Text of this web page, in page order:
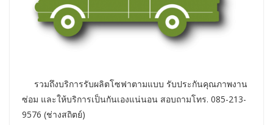
รวมถึงบริการรับผลิตโซฟาตามแบบ รับประกันคุณภาพงาน
ซ่อม และให้บริการเป็นกันเองแน่นอน สอบถามโทร. 085-213-
9576 (ช่างสถิตย์)